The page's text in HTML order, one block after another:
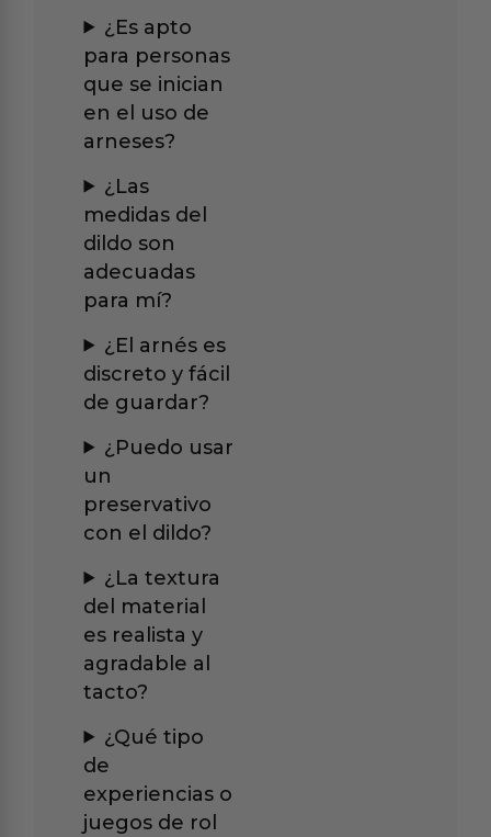
¿Es apto
para personas
que se inician
en el uso de
arneses?
¿Las
medidas del
dildo son
adecuadas
para mí?
¿El arnés es
discreto y fácil
de guardar?
¿Puedo usar
un
preservativo
con el dildo?
¿La textura
del material
es realista y
agradable al
tacto?
¿Qué tipo
de
experiencias o
juegos de rol